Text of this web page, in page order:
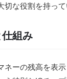
な役割を持って
組み
ーの残高を表